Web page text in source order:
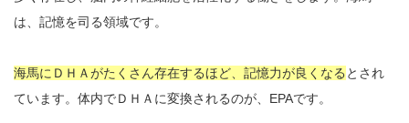
は、記憶を司る領域です。
海馬にＤＨＡがたくさん存在するほど、記憶力が良くなる とされ
ています。体内でＤＨＡに変換されるのが、EPAです。